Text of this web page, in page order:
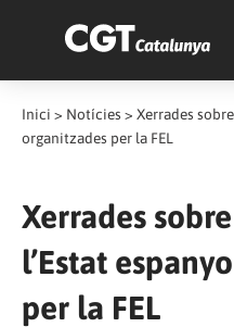
Inici > Notícies > Xerrades
organitzades per la FEL
Xerrades
l’Estat
per la FEL